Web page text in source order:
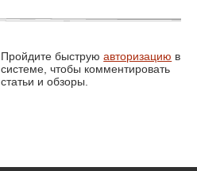
Пройдите быструюавторизацию в
системе, чтобы комментировать
статьи и обзоры.